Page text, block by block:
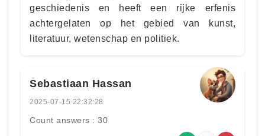
geschiedenis en heeft een rijke erfenis
achtergelaten op het gebied van kunst,
literatuur, wetenschap en politiek.
Sebastiaan Hassan
2025-07-15 22:32:28
Count answers : 30